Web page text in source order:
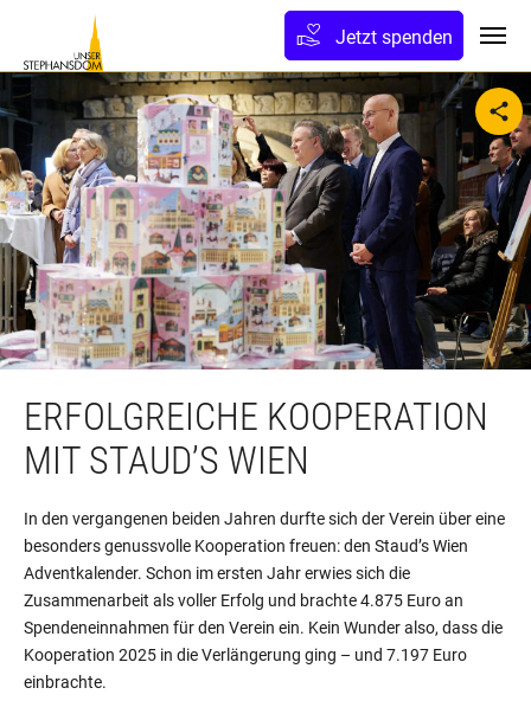
springen
Jetzt spenden
ERFOLGREICHE KOOPERATION
MIT STAUD’S WIEN
In den vergangenen beiden Jahren durfte sich der Verein über eine
besonders genussvolle Kooperation freuen: den Staud’s Wien
Adventkalender. Schon im ersten Jahr erwies sich die
Zusammenarbeit als voller Erfolg und brachte 4.875 Euro an
Spendeneinnahmen für den Verein ein. Kein Wunder also, dass die
Kooperation 2025 in die Verlängerung ging – und 7.197 Euro
einbrachte.